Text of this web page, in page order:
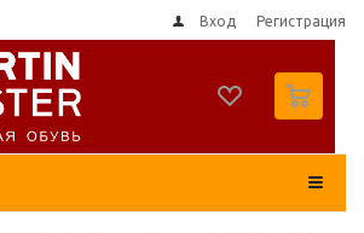
Вход Регистрация